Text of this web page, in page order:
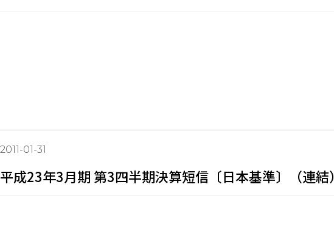
2011-01-31
平成23年3月期 第3四半期決算短信〔日本基準〕（連結）